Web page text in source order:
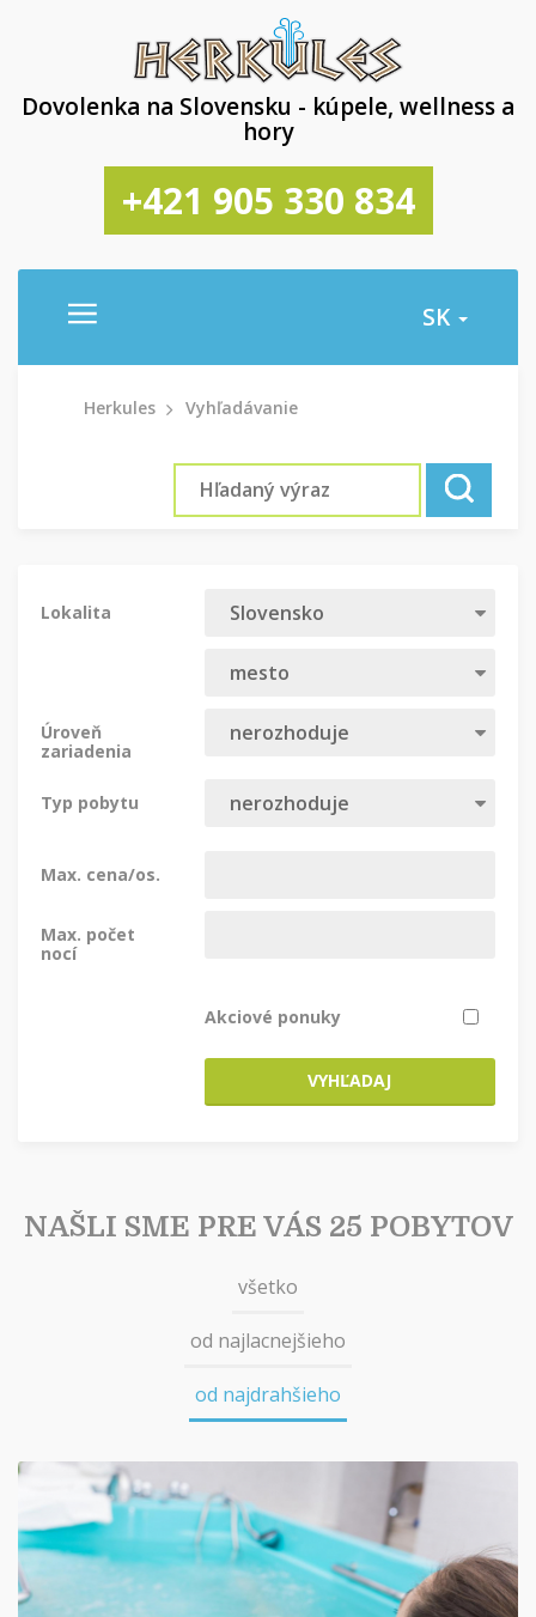
Dovolenka na Slovensku - kúpele, wellness a
hory
+421 905 330 834
SK
Herkules Vyhľadávanie
Lokalita
Úroveň
zariadenia
Typ pobytu
Max. cena/os.
Max. počet
nocí
Akciové ponuky
VYHĽADAJ
NAŠLI SME PRE VÁS 25 POBYTOV
všetko
od najlacnejšieho
od najdrahšieho